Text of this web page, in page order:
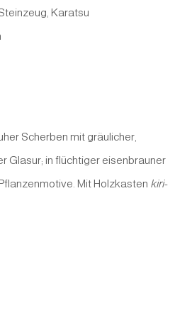
Karatsu
Scherben mit gräulicher,
Glasur; in flüchtiger eisenbrauner
Mit Holzkasten kiri-